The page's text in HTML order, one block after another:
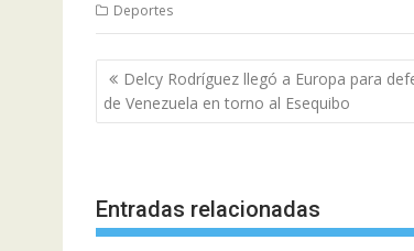
Deportes
Navegación
de
entradas
Delcy Rodríguez llegó a Europa para
de Venezuela en torno al Esequibo
Entradas relacionadas